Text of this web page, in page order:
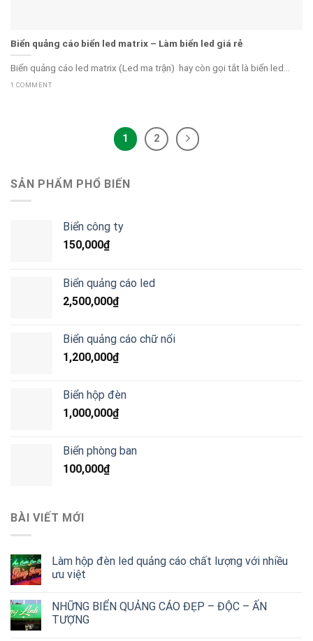
Biển quảng cáo biển led matrix – Làm biển led giá rẻ
Biển quảng cáo led matrix (Led ma trận) hay còn gọi tắt là biển led...
1 COMMENT
1 2
SẢN PHẨM PHỔ BIẾN
Biển công ty
150,000₫
Biển quảng cáo led
2,500,000₫
Biển quảng cáo chữ nổi
1,200,000₫
Biển hộp đèn
1,000,000₫
Biển phòng ban
100,000₫
BÀI VIẾT MỚI
Làm hộp đèn led quảng cáo chất lượng với nhiều
ưu việt
NHỮNG BIỂN QUẢNG CÁO ĐẸP – ĐỘC – ẤN
TƯỢNG